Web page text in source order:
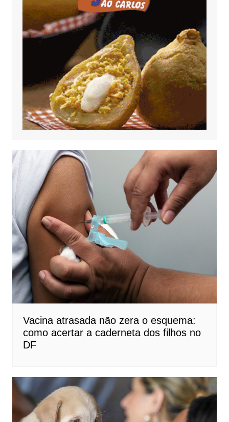
Vacina atrasada não zera o esquema:
como acertar a caderneta dos filhos no
DF